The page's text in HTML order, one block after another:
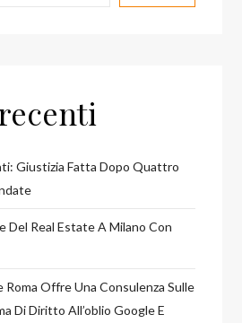
Giustizia Fatta Dopo Quattro
Del Real Estate A Milano Con
Roma Offre Una Consulenza Sulle
Di Diritto All’oblio Google E